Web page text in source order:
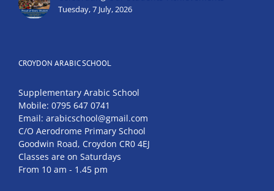
Tuesday, 7 July, 2026
CROYDON ARABIC SCHOOL
Supplementary Arabic School
Mobile: 0795 647 0741
Email: arabicschool@gmail.com
C/O Aerodrome Primary School
Goodwin Road, Croydon CR0 4EJ
Classes are on Saturdays
From 10 am - 1.45 pm